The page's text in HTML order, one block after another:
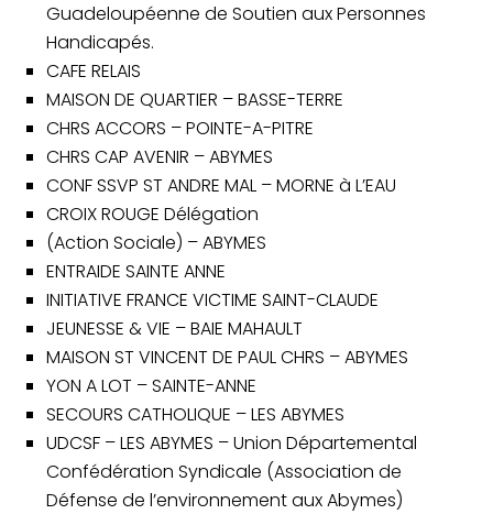
Partenaires
Photos
Contact
Guadeloupéenne de Soutien aux Personnes
Handicapés.
CAFE RELAIS
MAISON DE QUARTIER – BASSE-TERRE
CHRS ACCORS – POINTE-A-PITRE
CHRS CAP AVENIR – ABYMES
CONF SSVP ST ANDRE MAL – MORNE à L’EAU
CROIX ROUGE Délégation
(Action Sociale) – ABYMES
ENTRAIDE SAINTE ANNE
INITIATIVE FRANCE VICTIME SAINT-CLAUDE
JEUNESSE & VIE – BAIE MAHAULT
MAISON ST VINCENT DE PAUL CHRS – ABYMES
YON A LOT – SAINTE-ANNE
SECOURS CATHOLIQUE – LES ABYMES
UDCSF – LES ABYMES –Union Départemental
Confédération Syndicale (Association de
Défense de l’environnement aux Abymes)